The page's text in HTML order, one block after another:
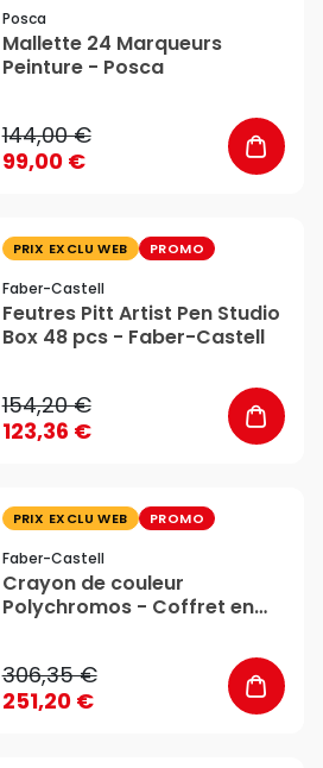
Posca
Mallette 24 Marqueurs
Peinture - Posca
144,00 €
99,00 €
PRIX EXCLU WEB PROMO
Faber-Castell
Feutres Pitt Artist Pen Studio
Box 48 pcs - Faber-Castell
154,20 €
123,36 €
PRIX EXCLU WEB PROMO
Faber-Castell
Crayon de couleur
Polychromos - Coffret en
306,35 €
251,20 €